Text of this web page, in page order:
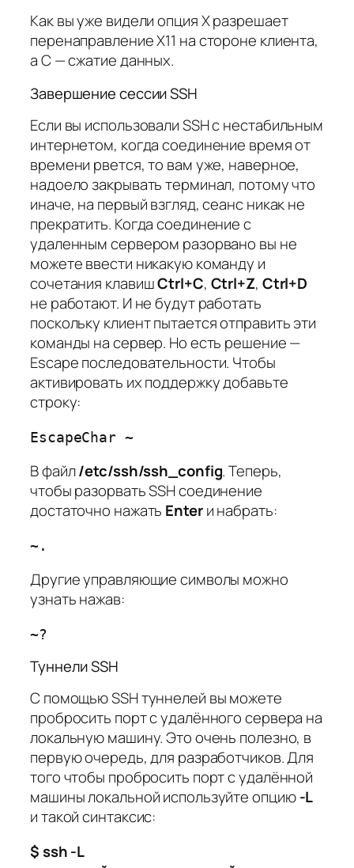
Как вы уже видели опция X разрешает
перенаправление X11 на стороне клиента,
а С — сжатие данных.
Завершение сессии SSH
Если вы использовали SSH с нестабильным
интернетом, когда соединение время от
времени рвется, то вам уже, наверное,
надоело закрывать терминал, потому что
иначе, на первый взгляд, сеанс никак не
прекратить. Когда соединение с
удаленным сервером разорвано вы не
можете ввести никакую команду и
сочетания клавишCtrl+C, Ctrl+Z, Ctrl+D
не работают. И не будут работать
поскольку клиент пытается отправить эти
команды на сервер. Но есть решение —
Escape последовательности. Чтобы
активировать их поддержку добавьте
строку:
EscapeChar ~
В файл/etc/ssh/ssh_config. Теперь,
чтобы разорвать SSH соединение
достаточно нажать Enterи набрать:
~.
Другие управляющие символы можно
узнать нажав:
~?
Туннели SSH
С помощью SSH туннелей вы можете
пробросить порт с удалённого сервера на
локальную машину. Это очень полезно, в
первую очередь, для разработчиков. Для
того чтобы пробросить порт с удалённой
машины локальной используйте опцию-L
и такой синтаксис:
$ ssh -L